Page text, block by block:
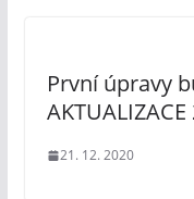
První úpravy
AKTUALIZACE
21. 12. 2020